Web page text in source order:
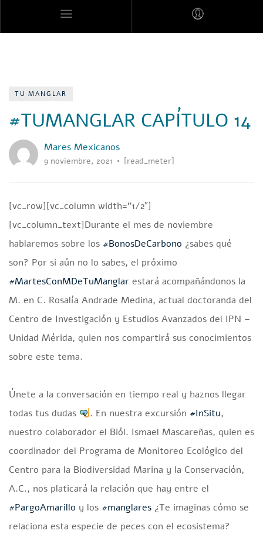
TU MANGLAR
#TUMANGLAR CAPÍTULO 14
Mares Mexicanos
9 noviembre, 2021 [read_meter]
[vc_row][vc_column width=”1/2″]
[vc_column_text]Durante el mes de noviembre
hablaremos sobre los #BonosDeCarbono ¿sabes qué
son? Por si aún no lo sabes, el próximo
#MartesConMDeTuManglar estará acompañándonos la
M. en C. Rosalía Andrade Medina, actual doctoranda del
Centro de Investigación y Estudios Avanzados del IPN –
Unidad Mérida, quien nos compartirá sus conocimientos
sobre este tema.
Únete a la conversación en tiempo real y haznos llegar
todas tus dudas
. En nuestra excursión #InSitu,
nuestro colaborador el Biól. Ismael Mascareñas, quien es
coordinador del Programa de Monitoreo Ecológico del
Centro para la Biodiversidad Marina y la Conservación,
A.C., nos platicará la relación que hay entre el
#PargoAmarillo y los #manglares ¿Te imaginas cómo se
relaciona esta especie de peces con el ecosistema?